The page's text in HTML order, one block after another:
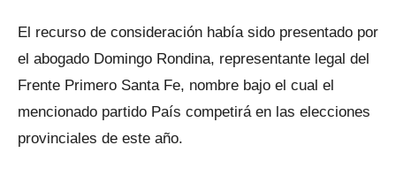
El recurso de consideración había sido presentado por
el abogado Domingo Rondina, representante legal del
Frente Primero Santa Fe, nombre bajo el cual el
mencionado partido País competirá en las elecciones
provinciales de este año.